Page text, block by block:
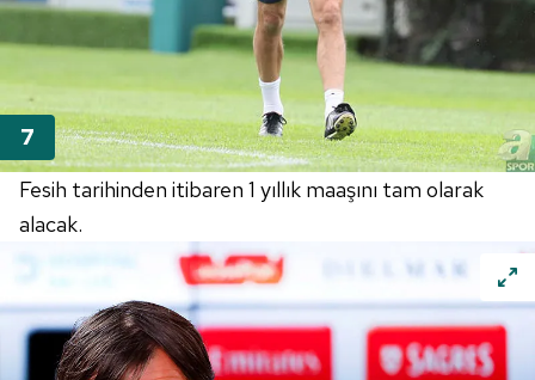
Fesih tarihinden itibaren 1 yıllık maaşını tam olarak
alacak.